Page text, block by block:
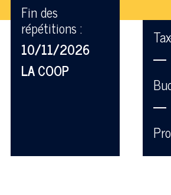
Fin des
répétitions :
10/11/2026
LA COOP
—
—